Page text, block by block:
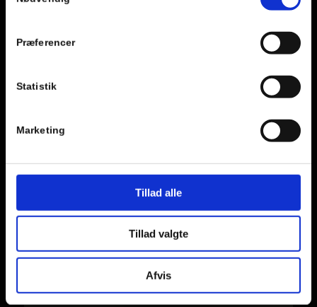
Præferencer
Statistik
Marketing
Tillad alle
Tillad valgte
Afvis